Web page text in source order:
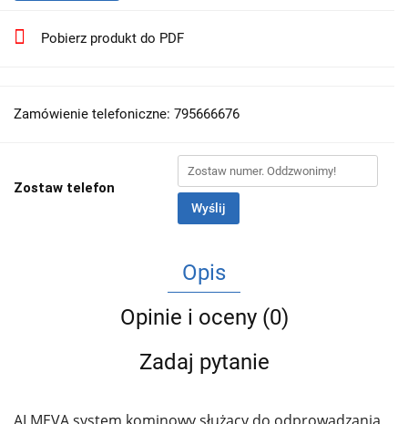
Pobierz produkt do PDF
Zamówienie telefoniczne: 795666676
Zostaw telefon
Wyślij
Opis
Opinie i oceny (0)
Zadaj pytanie